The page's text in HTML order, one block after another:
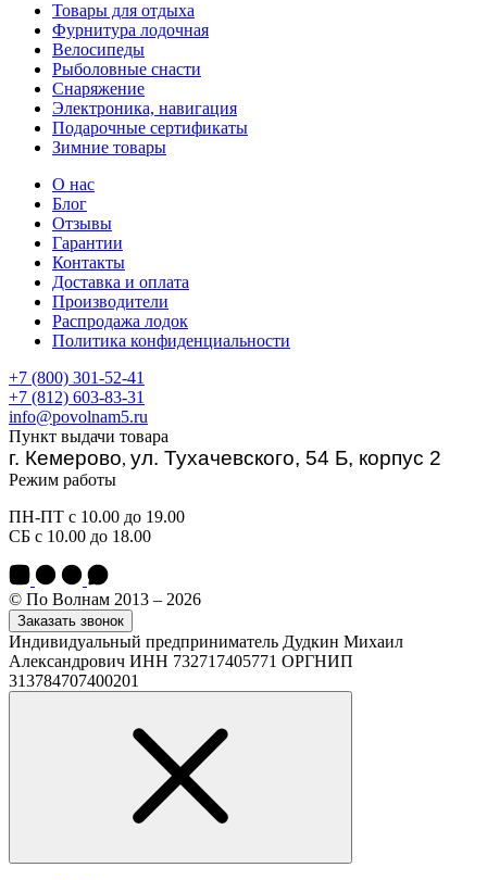
Товары для отдыха
Фурнитура лодочная
Велосипеды
Рыболовные снасти
Снаряжение
Электроника, навигация
Подарочные сертификаты
Зимние товары
О нас
Блог
Отзывы
Гарантии
Контакты
Доставка и оплата
Производители
Распродажа лодок
Политика конфиденциальности
+7 (800) 301-52-41
+7 (812) 603-83-31
info@povolnam5.ru
Пункт выдачи товара
г. Кемерово, ул. Тухачевского, 54 Б, корпус 2
Режим работы
ПН-ПТ с 10.00 до 19.00
СБ с 10.00 до 18.00
© По Волнам 2013 – 2026
Заказать звонок
Индивидуальный предприниматель Дудкин Михаил
Александрович ИНН 732717405771 ОРГНИП
313784707400201